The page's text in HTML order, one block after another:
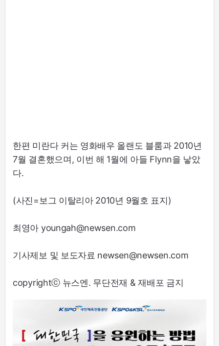
한편 미란다 커는 영화배우 올랜도 블룸과 2010년
7월 결혼했으며, 이번 해 1월에 아들 Flynn을 낳았
다.
(사진=보그 이탈리아 2010년 9월호 표지)
최영아 youngah@newsen.com
기사제보 및 보도자료 newsen@newsen.com
copyrightⓒ 뉴스엔. 무단전재 & 재배포 금지